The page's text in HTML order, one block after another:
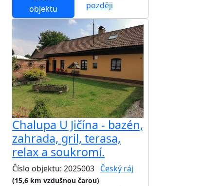
objektu
později
Chalupa U Jičína - bazén,
zahrada, gril, terasa,
relax a soukromí.
Číslo objektu: 2025003 Český ráj
(15,6 km vzdušnou čarou)